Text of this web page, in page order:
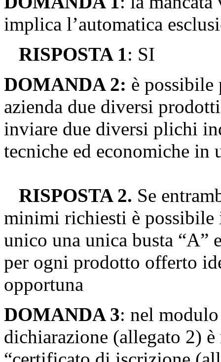
implica l’automatica
RISPOSTA 1: SI
DOMANDA 2: è possibile
azienda due diversi
inviare due diversi plichi
tecniche ed economiche in
RISPOSTA 2. Se
minimi richiesti è
unico una unica busta “A”
per ogni prodotto offerto
opportuna
DOMANDA 3: nel
dichiarazione (allegato 2)